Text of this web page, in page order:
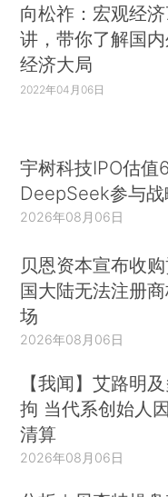
向松祚：宏观经
讲，带你了解国
经济大局
2022年04月06日
宇树科技IPO估值
DeepSeek参与战
2026年08月06日
贝恩资本宣布收
国大陆无法注册
场
2026年08月06日
【我闻】艾路明
拘 当代系创始人
清算
2026年08月06日